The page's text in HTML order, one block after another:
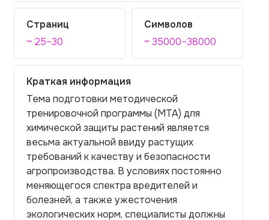
Страниц
~ 25–30
Символов
~ 35000–38000
Краткая информация
Тема подготовки методической
тренировочной программы (МТА) для
химической защиты растений является
весьма актуальной ввиду растущих
требований к качеству и безопасности
агропроизводства. В условиях постоянно
меняющегося спектра вредителей и
болезней, а также ужесточения
экологических норм, специалисты должны